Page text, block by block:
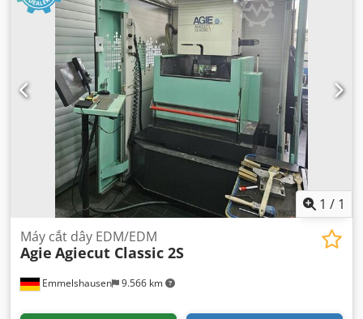
1 / 1
Emmelshausen 9.566 km
Máy cắt dây EDM/EDM
Agie Agiecut Classic 2S